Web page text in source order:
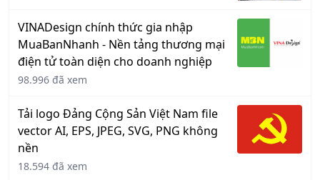
VINADesign chính thức gia nhập
MuaBanNhanh - Nền tảng thương mại
điện tử toàn diện cho doanh nghiệp
98.996 đã xem
Tải logo Đảng Cộng Sản Việt Nam file
vector AI, EPS, JPEG, SVG, PNG không
nền
18.594 đã xem